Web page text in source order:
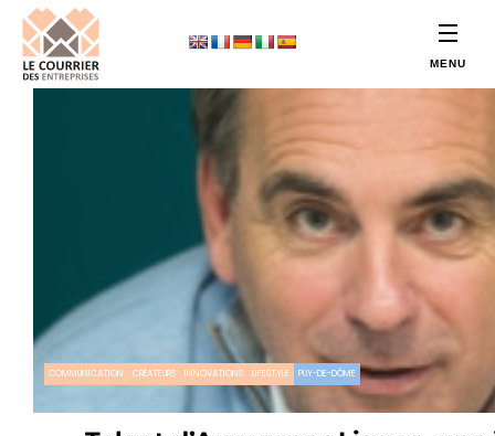
COMMUNICATION CRÉATEURS INNOVATIONS LIFESTYLE PUY-DE-DÔME